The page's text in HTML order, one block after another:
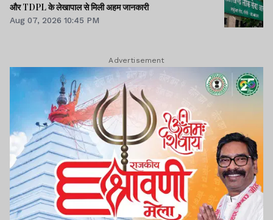
और TDPL के लेखापाल से मिली अहम जानकारी
Aug 07, 2026 10:45 PM
Advertisement